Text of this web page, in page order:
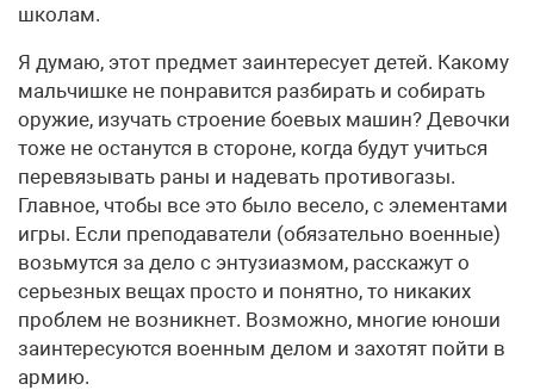
школам.
Я думаю, этот предмет заинтересует детей. Какому
мальчишке не понравится разбирать и собирать
оружие, изучать строение боевых машин? Девочки
тоже не останутся в стороне, когда будут учиться
перевязывать раны и надевать противогазы.
Главное, чтобы все это было весело, с элементами
игры. Если преподаватели (обязательно военные)
возьмутся за дело с энтузиазмом, расскажут о
серьезных вещах просто и понятно, то никаких
проблем не возникнет. Возможно, многие юноши
заинтересуются военным делом и захотят пойти в
армию.